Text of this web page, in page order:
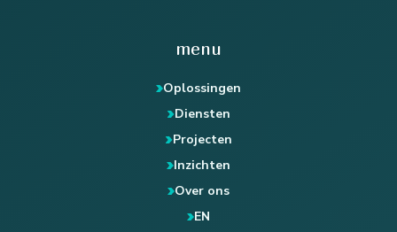
menu
Oplossingen
Diensten
Projecten
Inzichten
Over ons
EN